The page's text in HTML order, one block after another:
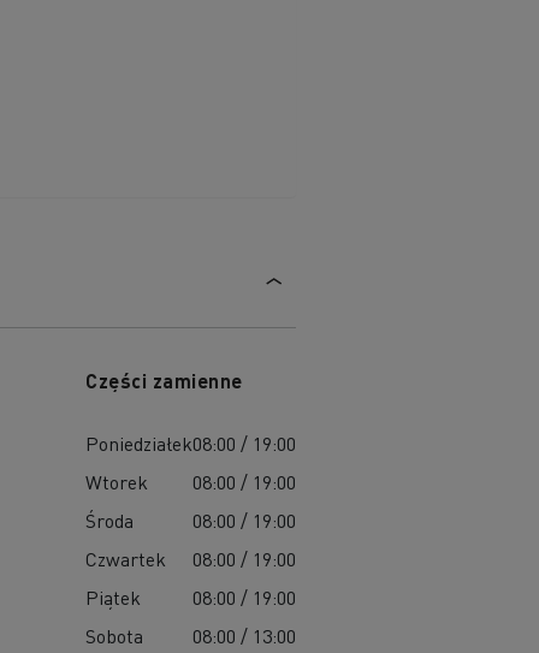
Części zamienne
Poniedziałek08:00 / 19:00
Wtorek
08:00 / 19:00
Środa
08:00 / 19:00
Czwartek
08:00 / 19:00
Piątek
08:00 / 19:00
Sobota
08:00 / 13:00